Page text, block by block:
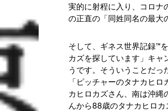
実的に射程に入り、コロナ
の正直の「同姓同名の最大
そして、ギネス世界記録™️
カズを探しています」キャ
うです。そういうことだっ
「ピッチャーのタナカヒ
カヒロカズさん、南は沖縄
んから88歳のタナカヒロ